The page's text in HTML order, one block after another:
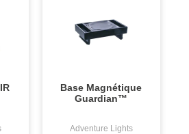
Base Magnétique
Guardian™
Adventure Lights